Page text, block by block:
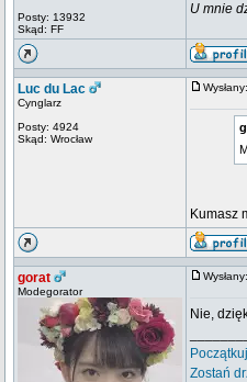
Posty: 13932
Skąd: FF
U mnie
Luc du Lac
Cynglarz
Posty: 4924
Skąd: Wrocław
Kumasz
gorat
Modegorator
Nie,
Zostań